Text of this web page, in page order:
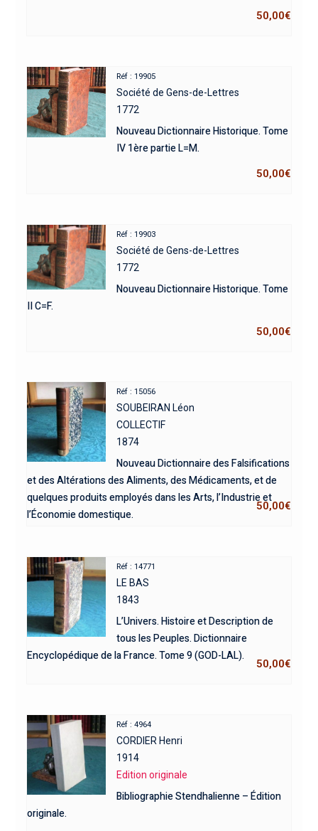
50,00€
Réf : 19905
Société de Gens-de-Lettres
1772
Nouveau Dictionnaire Historique. Tome
IV 1ère partie L=M.
50,00€
Réf : 19903
Société de Gens-de-Lettres
1772
Nouveau Dictionnaire Historique. Tome
II C=F.
50,00€
Réf : 15056
SOUBEIRAN Léon
COLLECTIF
1874
Nouveau Dictionnaire des Falsifications
et des Altérations des Aliments, des Médicaments, et de
quelques produits employés dans les Arts, l’Industrie et
l’Économie domestique.
50,00€
Réf : 14771
LE BAS
1843
L’Univers. Histoire et Description de
tous les Peuples. Dictionnaire
Encyclopédique de la France. Tome 9 (GOD-LAL).
50,00€
Réf : 4964
CORDIER Henri
1914
Edition originale
Bibliographie Stendhalienne – Édition
originale.